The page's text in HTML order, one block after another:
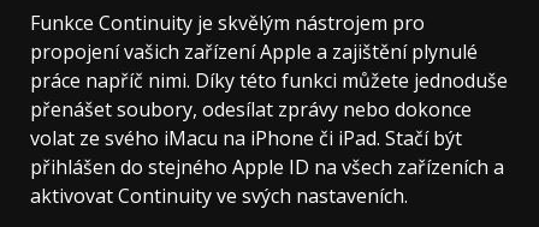
Funkce Continuity je skvělým nástrojem pro
propojení vašich zařízení Apple a zajištění plynulé
práce napříč nimi. Díky této funkci můžete jednoduše
přenášet soubory, odesílat zprávy nebo dokonce
volat ze svého iMacu na iPhone či iPad. Stačí být
přihlášen do stejného Apple ID na všech zařízeních a
aktivovat Continuity ve svých nastaveních.